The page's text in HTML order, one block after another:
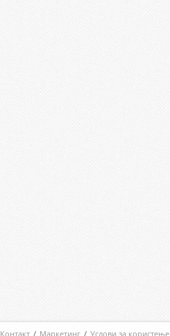
Контакт / Маркетинг / Услови за користење